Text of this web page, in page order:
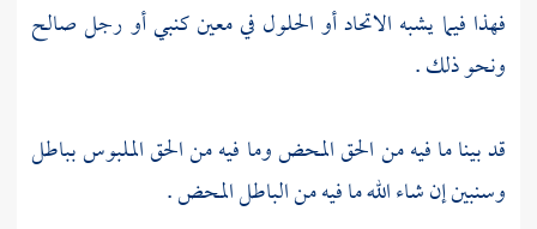
فهذا فيما يشبه الاتحاد أو الحلول في معين كنبي أو رجل صالح
ونحو ذلك .
قد بينا ما فيه من الحق المحض وما فيه من الحق الملبوس بباطل
وسنبين إن شاء الله ما فيه من الباطل المحض .